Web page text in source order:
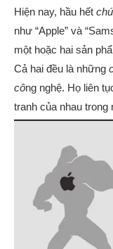
Hiện nay, hầu hết chú
như “Apple” và
một hoặc hai sản
Cả hai đều là những
công nghệ. Họ liên
tranh của nhau trong